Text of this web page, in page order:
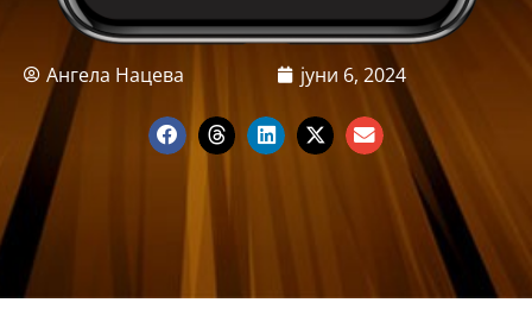
Ангела Нацева јуни 6, 2024